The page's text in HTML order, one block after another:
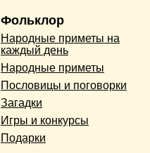
Фольклор
Народные приметы на
каждый день
Народные приметы
Пословицы и поговорки
Загадки
Игры и конкурсы
Подарки